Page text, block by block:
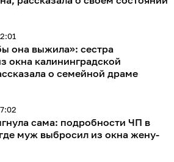
она выжила»: сестра
окна калининградской
о семейной драме
сама: подробности ЧП в
муж выбросил из окна жену-